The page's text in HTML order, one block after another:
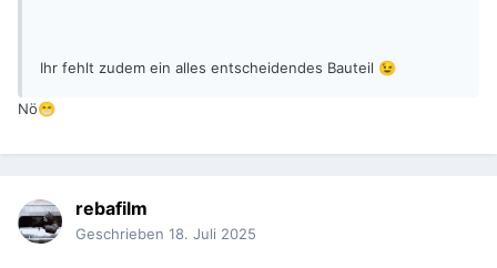
Ihr fehlt zudem ein alles entscheidendes Bauteil 😉
Nö😁
rebafilm
Geschrieben 18. Juli 2025